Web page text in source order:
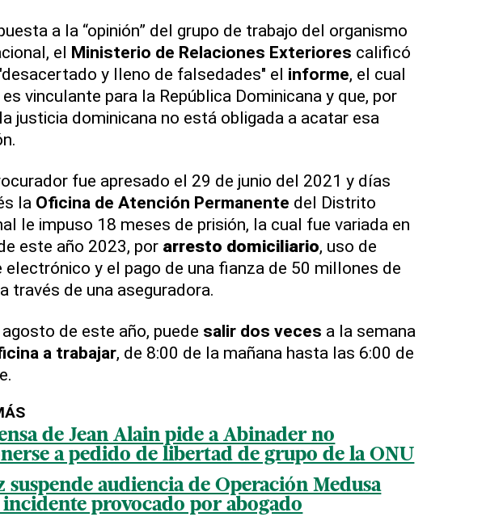
a la “opinión” del grupo de trabajo del organismo
el Ministerio de Relaciones Exteriores calificó
y lleno de falsedades" el informe, el cual
vinculante para la República Dominicana y que, por
justicia dominicana no está obligada a acatar esa
fue apresado el 29 de junio del 2021 y días
la Oficina de Atención Permanente del Distrito
le impuso 18 meses de prisión, la cual fue variada en
este año 2023, por arresto domiciliario, uso de
electrónico y el pago de una fianza de 50 millones de
través de una aseguradora.
de este año, puede salir dos veces a la semana
a trabajar, de 8:00 de la mañana hasta las 6:00 de
de Jean Alain pide a Abinader no
a pedido de libertad de grupo de la ONU
suspende audiencia de Operación Medusa
provocado por abogado